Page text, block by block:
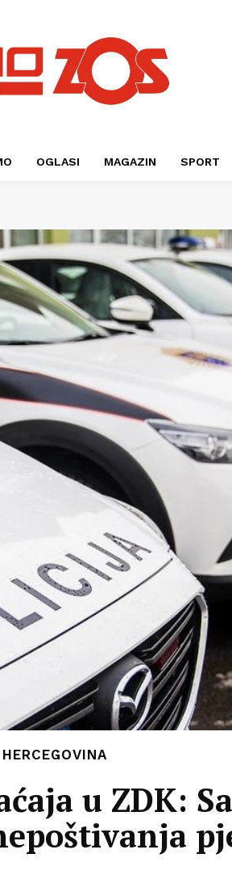
OGLASI MAGAZIN SPORT
u ZDK: